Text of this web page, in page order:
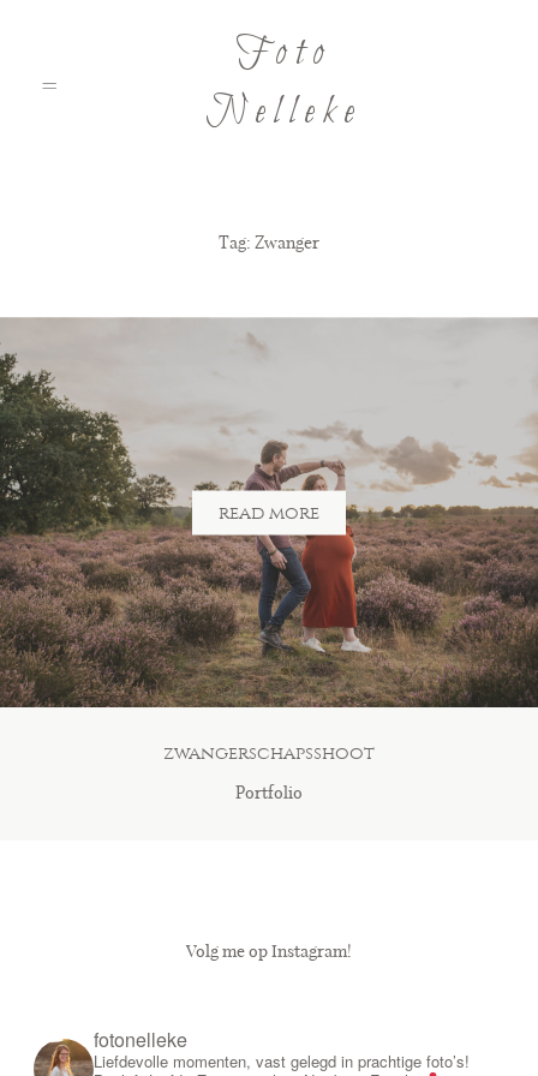
Foto
Nelleke
Portfolio
Tarieven
Blog
Contact
Tag: Zwanger
read more
zwangerschapsshoot
Portfolio
Volg me op Instagram!
fotonelleke
Liefdevolle momenten, vast gelegd in prachtige foto’s!